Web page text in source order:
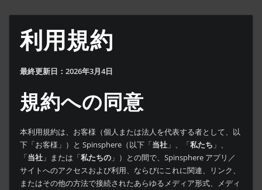
利用規約
最終更新日：2026年3月4日
規約への同意
本利用規約は、お客様（個人または法人を代表する者として、以
下「お客様」）と Spinsphere（以下「当社」、「私たち 」、
「当社」または「私たちの」）との間で、Spinsphere アプリ／
サイトへのアクセスおよび利用、ならびにこれに関連、リンク、
またはその他の方法で接続されたあらゆるメディア形式、メディ